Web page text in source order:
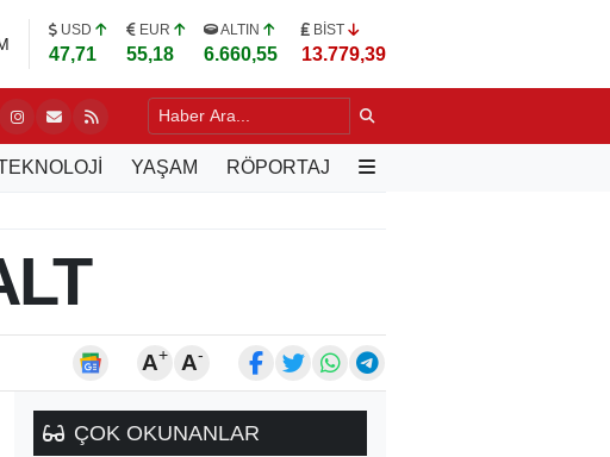
USD
47,71
EUR
55,18
ALTIN
6.660,55
BİST
13.779,39
BATMAN’DA YILLARIN SORUNU DEĞİŞİYOR 23 SAAT ÖNCE
YAŞAM RÖPORTAJ
A+ A-
ÇOK OKUNANLAR